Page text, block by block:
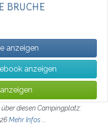
BRUCHE
anzeigen
anzeigen
diesen Campingplatz:
Mehr Infos ...